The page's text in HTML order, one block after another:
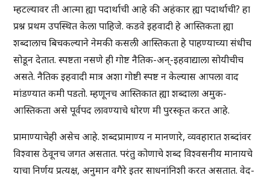
म्हटल्यावर ती आत्मा ह्या पदार्थाची आहे की अहंकार ह्या पदार्थाची? हा
प्रश्न प्रथम उपस्थित केला पाहिजे. कडवे इहवादी हे आस्तिकता ह्या
शब्दालाच बिचकल्याने नेमकी कसली आस्तिकता हे पाहण्याच्या संधीच
सोडून देतात. स्पष्टता नसणे ही गोष्ट नैतिक-अन्-इहवाद्याला सोयीचीच
असते. नैतिक इहवादी मात्र अशा गोष्टी स्पष्ट न केल्यास आपला वाद
मांडण्यात कमी पडतो. म्हणूनच आस्तिकात ह्या शब्दाला अमुक-
आस्तिकता असे पूर्वपद लावण्याचे धोरण मी पुरस्कृत करत आहे.
प्रामाण्याचेही असेच आहे. शब्दप्रामाण्य न मानणारे, व्यवहारात शब्दांवर
विश्वास ठेवूनच जगत असतात. परंतु कोणाचे शब्द विश्वसनीय मानायचे
याचा निर्णय प्रत्यक्ष, अनुमान वगैरे इतर साधनांनिशी करत असतात. वेद-